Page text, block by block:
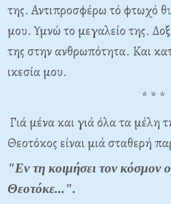
της. Αντιπροσφέρω τό φτωχό
μου. Υμνώ το μεγαλείο της.
της στην ανθρωπότητα. Και
ικεσία μου.
* * *
Γιά μένα και γιά όλα τα μέλη
Θεοτόκος είναι μιάσταθερή
"Εν τη κοιμήσει τον κόσμον
Θεοτόκε...".